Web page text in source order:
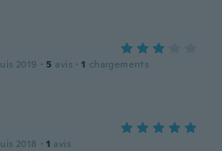
2019 · 5 avis · 1 chargements
2018 · 1 avis